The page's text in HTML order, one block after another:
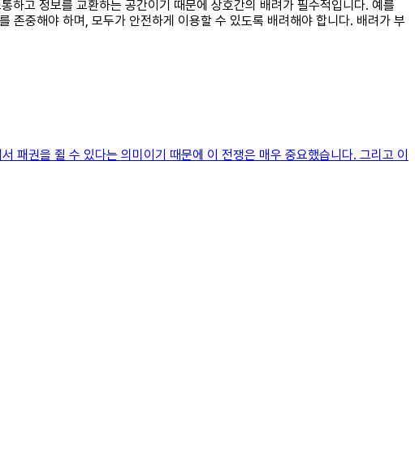
하고 정보를 교환하는 공간이기 때문에 상호간의 배려가 필수적입니다. 예를
존중해야 하며, 모두가 안전하게 이용할 수 있도록 배려해야 합니다. 배려가 부
패권을 쥘 수 있다는 의미이기 때문에 이 전쟁은 매우 중요했습니다. 그리고 이